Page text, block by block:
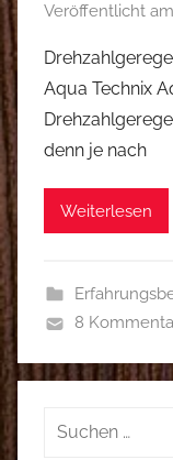
Veröffentlicht am
Aqua Technix
denn je nach
Weiterlesen
8
Suchen